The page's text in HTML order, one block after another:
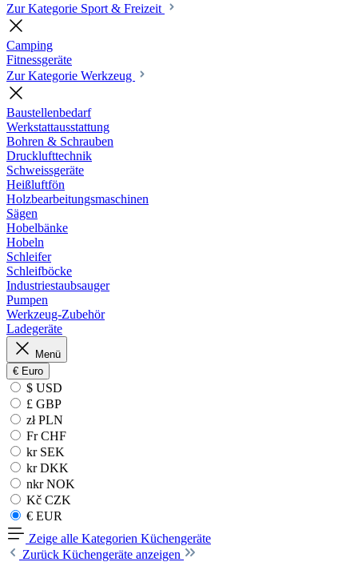
Zur Kategorie Sport & Freizeit
Camping
Fitnessgeräte
Zur Kategorie Werkzeug
Baustellenbedarf
Werkstattausstattung
Bohren & Schrauben
Drucklufttechnik
Schweissgeräte
Heißluftfön
Holzbearbeitungsmaschinen
Sägen
Hobelbänke
Hobeln
Schleifer
Schleifböcke
Industriestaubsauger
Pumpen
Werkzeug-Zubehör
Ladegeräte
Menü
€ Euro
$ USD
£ GBP
zł PLN
Fr CHF
kr SEK
kr DKK
nkr NOK
Kč CZK
€ EUR
Zeige alle Kategorien Küchengeräte
Zurück Küchengeräte anzeigen